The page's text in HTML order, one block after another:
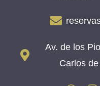
Av. de los
Carlos